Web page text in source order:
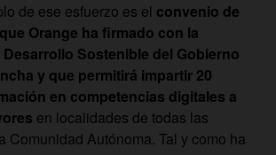
de ese esfuerzo es el convenio de
Orange ha firmado con la
Sostenible del Gobierno
y que permitirá impartir 20
en competencias digitales a
en localidades de todas las
Comunidad Autónoma. Tal y como ha